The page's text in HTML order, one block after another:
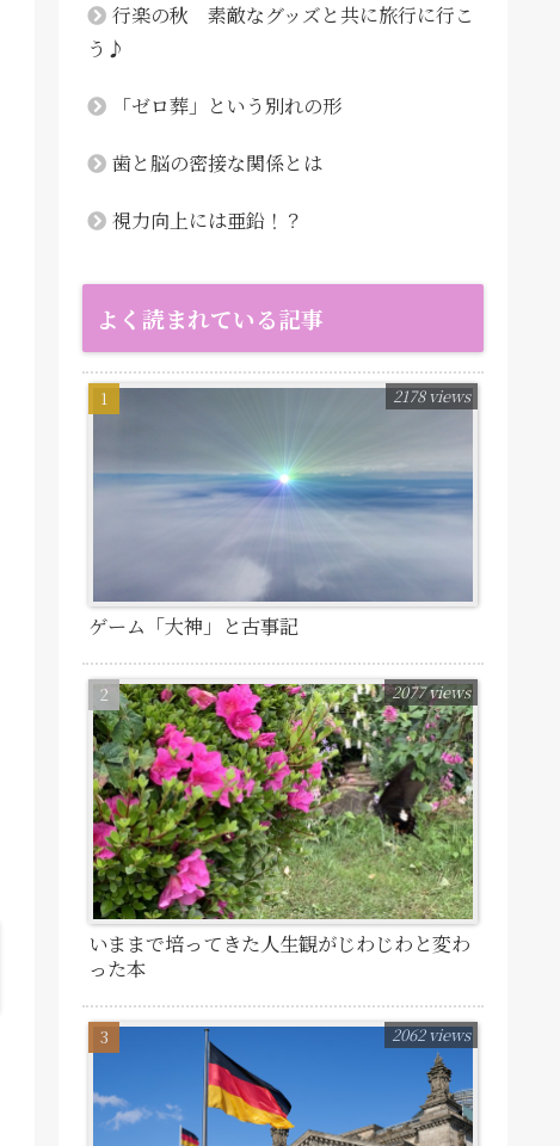
行楽の秋 素敵なグッズと共に旅行に行こ
う♪
「ゼロ葬」という別れの形
歯と脳の密接な関係とは
視力向上には亜鉛！？
よく読まれている記事
ゲーム「大神」と古事記
2178 views
いままで培ってきた人生観がじわじわと変わ
った本
2077 views
2062 views